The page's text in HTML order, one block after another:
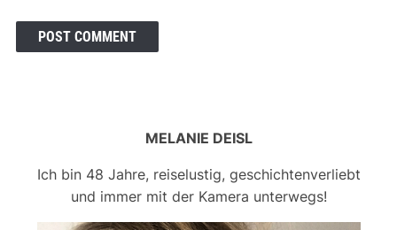
MELANIE DEISL
Ich bin 48 Jahre, reiselustig, geschichtenverliebt
und immer mit der Kamera unterwegs!